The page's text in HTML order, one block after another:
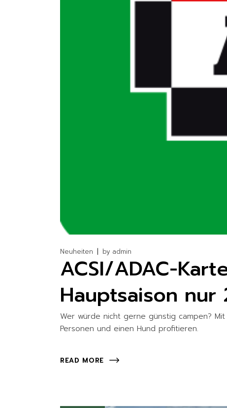
Neuheiten by admin
ACSI/ADAC-
Hauptsaison nur
Wer würde nicht gerne günstig campen?
Personen und einen Hund profitieren.
READ MORE